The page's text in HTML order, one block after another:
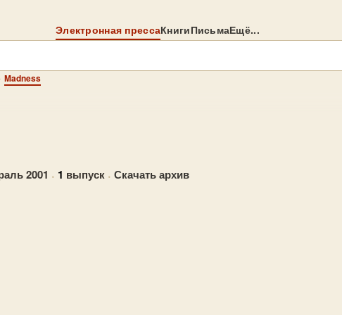
Электронная прессаКнигиПисьмаЕщё...
Madness
2001 · 1 выпуск · Скачать архив